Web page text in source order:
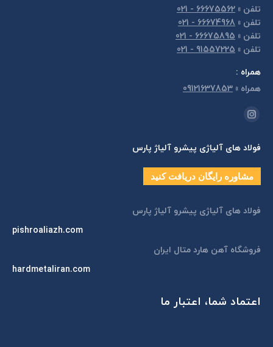
تلفن »
66675562 - 021
تلفن »
66674968 - 021
تلفن »
66675895 - 021
تلفن »
91557225 - 021
همراه :
همراه »
09121637853
مارا در اینجا پیدا کنید:
اینستاگرام
opens
in
new
فولاد های آلیاژی پیشرو آلیاژ پارس
مشاوره رایگان دریافت کنید
فولاد های آلیاژی پیشرو آلیاژ پارس
pishroaliazh.com
فروشگاه آهن هارد متال ایران
hardmetaliran.com
اعتماد شما، اعتبار ما